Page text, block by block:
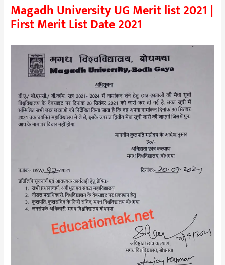
Magadh University UG Merit list 2021 |
First Merit List Date 2021